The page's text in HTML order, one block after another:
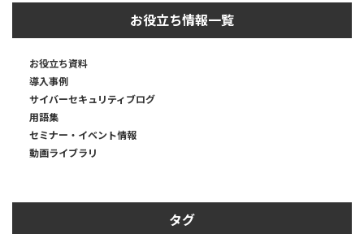
お役立ち情報一覧
お役立ち資料
導入事例
サイバーセキュリティブログ
用語集
セミナー・イベント情報
動画ライブラリ
タグ